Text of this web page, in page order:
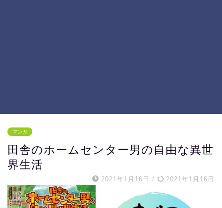
マンガ
田舎のホームセンター男の自由な異世
界生活
2021年1月16日 / 2021年1月16日